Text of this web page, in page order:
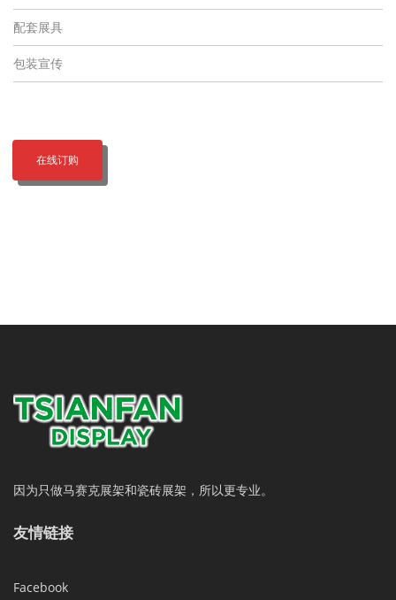
配套展具
包装宣传
在线订购
因为只做马赛克展架和瓷砖展架，所以更专业。
友情链接
Facebook